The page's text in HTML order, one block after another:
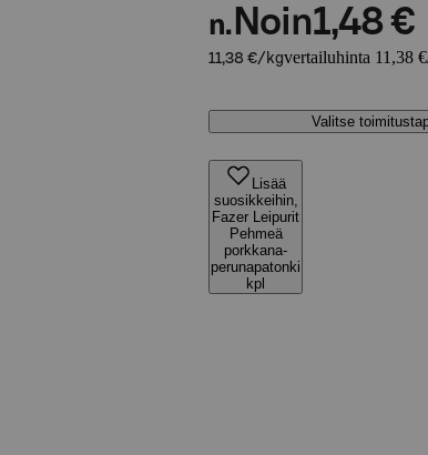
n. Noin1,48 €
11,38 €/kgvertailuhinta 11,38
Valitse
Lisää
suosikkeihin,
Fazer Leipurit
Pehmeä
porkkana-
perunapatonki
kpl